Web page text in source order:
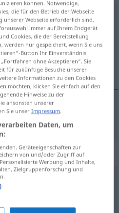
anklicken/antippen)
"Subvention"
können. Notwendige,
die für den Betrieb der Webseite
unserer Webseite erforderlich sind,
immer auf Ihrem Endgerät
Cookies, die der Bereitstellung
werden nur gespeichert, wenn Sie uns
Button Ihr Einverständnis
ohne Akzeptieren“. Sie
für zukünftige Besuche unserer
Informationen zu den Cookies
möchten, klicken Sie einfach auf den
Hinweise zu der
ansonsten unserer
Sie unserImpressum.
Daten, um
Geräteeigenschaften zur
von und/oder Zugriff auf
Werbung und Inhalte,
Zielgruppenforschung und